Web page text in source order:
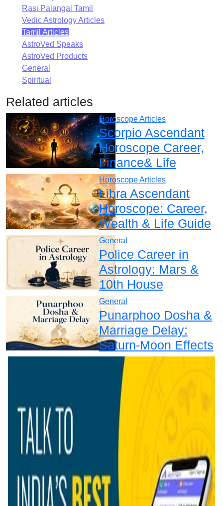
Rasi Palangal Tamil
Vedic Astrology Articles
Tamil Articles
AstroVed Speaks
AstroVed Products
General
Spiritual
Related articles
Horoscope Articles
Scorpio Ascendant
Horoscope Career,
Finance& Life
Horoscope Articles
Libra Ascendant
Horoscope: Career,
Wealth & Life Guide
General
Police Career in
Astrology: Mars &
10th House
General
Punarphoo Dosha &
Marriage Delay:
Saturn-Moon Effects